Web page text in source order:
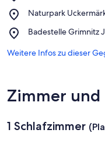
Sabinensee
Naturpark
Place,
Uckermärkische
Badestelle Grimnitz
Place,
Grimnitz
Weitere Infos zu dieser
Zimmer und
1 Schlafzimmer